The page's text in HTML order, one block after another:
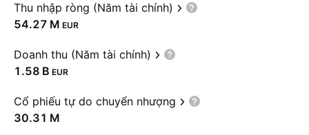
Thu nhập ròng (Năm tài chính)
‪54.27 M‬ EUR
Doanh thu (Năm tài chính)
‪1.58 B‬ EUR
Cổ phiếu tự do chuyển nhượng
‪30.31 M‬